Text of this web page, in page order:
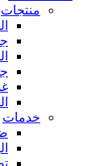
منتجات
خدمات